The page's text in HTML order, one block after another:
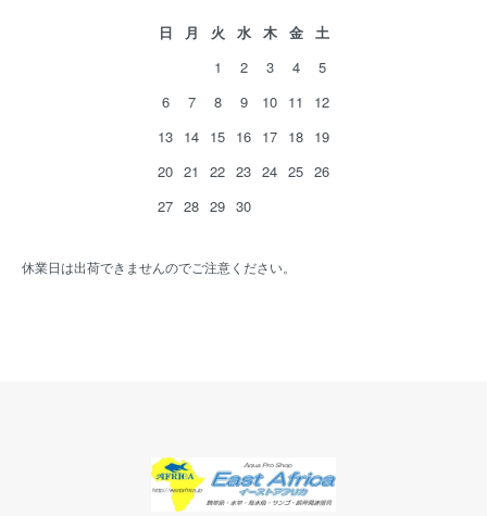
日 月 火 水 木 金
土
1
2 3 4
5
6
7 8 9 10 11
12
13 14 15 16 17 18 19
20 21 22 23 24 25 26
27 28 29 30
休業日は出荷できませんのでご注意ください。